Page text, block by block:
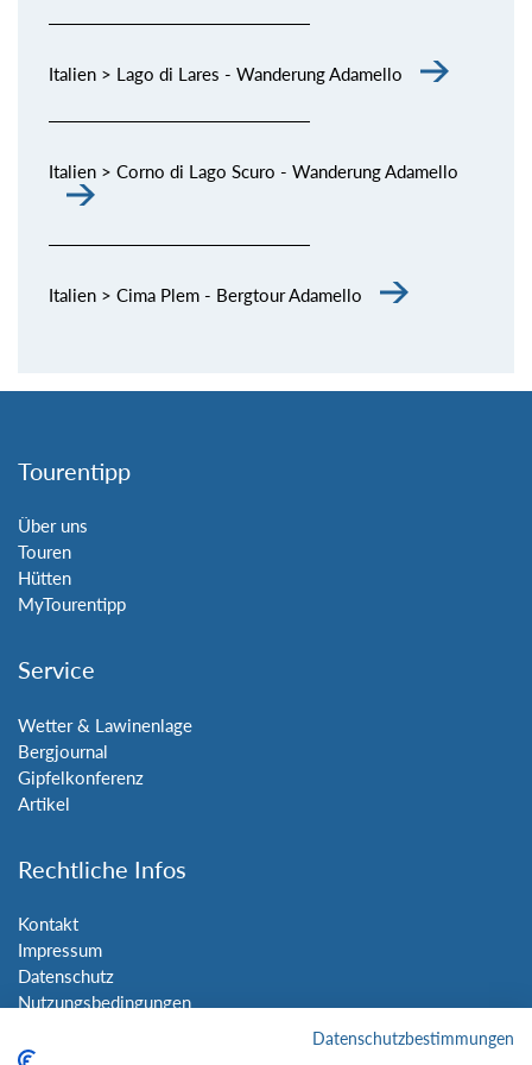
Italien > Lago di Lares - Wanderung Adamello
Italien > Corno di Lago Scuro - Wanderung Adamello
Italien > Cima Plem - Bergtour Adamello
Tourentipp
Über uns
Touren
Hütten
MyTourentipp
Service
Wetter & Lawinenlage
Bergjournal
Gipfelkonferenz
Artikel
Rechtliche Infos
Kontakt
Impressum
Datenschutz
Nutzungsbedingungen
Datenschutzbestimmungen